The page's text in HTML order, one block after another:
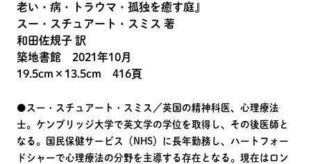
老い・病・トラウマ・孤独を癒す庭』
スー・スチュアート・スミス 著
和田佐規子 訳
築地書館 2021年10月
19.5cm×13.5cm 416頁
●スー・スチュアート・スミス／英国の精神科医、心理療法
士。ケンブリッジ大学で英文学の学位を取得し、その後医師と
なる。国民保健サービス（NHS）に長年勤務し、ハートフォー
ドシャーで心理療法の分野を主導する存在となる。現在はロン